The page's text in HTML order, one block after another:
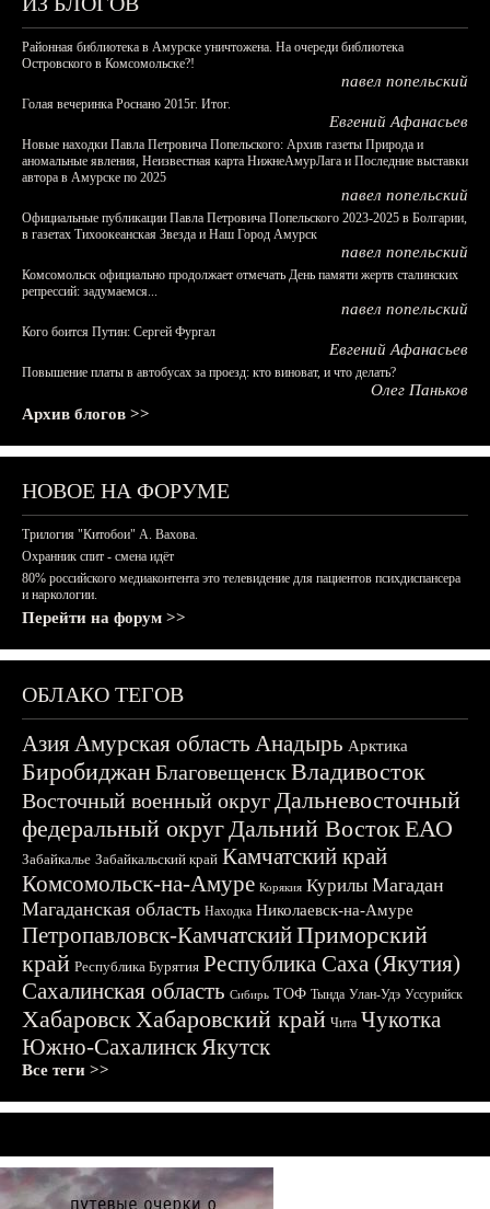
Районная библиотека в Амурске уничтожена. На очереди библиотека
Островского в Комсомольске?!
павел попельский
Голая вечеринка Роснано 2015г. Итог.
Евгений Афанасьев
Новые находки Павла Петровича Попельского: Архив газеты Природа и
аномальные явления, Неизвестная карта НижнеАмурЛага и Последние выставки
автора в Амурске по 2025
павел попельский
Официальные публикации Павла Петровича Попельского 2023-2025 в Болгарии,
в газетах Тихоокеанская Звезда и Наш Город Амурск
павел попельский
Комсомольск официально продолжает отмечать День памяти жертв сталинских
репрессий: задумаемся...
павел попельский
Кого боится Путин: Сергей Фургал
Евгений Афанасьев
Повышение платы в автобусах за проезд: кто виноват, и что делать?
Олег Паньков
Архив блогов >>
НОВОЕ НА ФОРУМЕ
Трилогия "Китобои" А. Вахова.
Охранник спит - смена идёт
80% российского медиаконтента это телевидение для пациентов психдиспансера
и наркологии.
Перейти на форум >>
ОБЛАКО ТЕГОВ
АзияАмурская область Анадырь Арктика
БиробиджанБлаговещенскВладивосток
Восточный военный округДальневосточный
федеральный округДальний ВостокЕАО
Забайкалье Забайкальский край Камчатский край
Комсомольск-на-Амуре Корякия Курилы Магадан
Магаданская область Находка Николаевск-на-Амуре
Петропавловск-КамчатскийПриморский
край Республика Бурятия Республика Саха (Якутия)
Сахалинская область Сибирь ТОФ Тында Улан-Удэ Уссурийск
ХабаровскХабаровский край Чита Чукотка
Южно-СахалинскЯкутск
Все теги >>